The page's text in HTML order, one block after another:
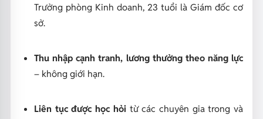
Trưởng phòng Kinh doanh, 23 tuổi là Giám đốc cơ
sở.
Thu nhập cạnh tranh, lương thưởng theo năng lực
– không giới hạn.
Liên tục được học hỏitừ các chuyên gia trong và